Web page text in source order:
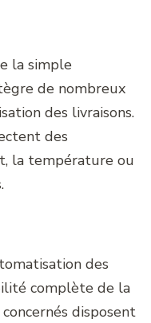
la simple
de nombreux
des livraisons.
des
la température ou
des
complète de la
disposent